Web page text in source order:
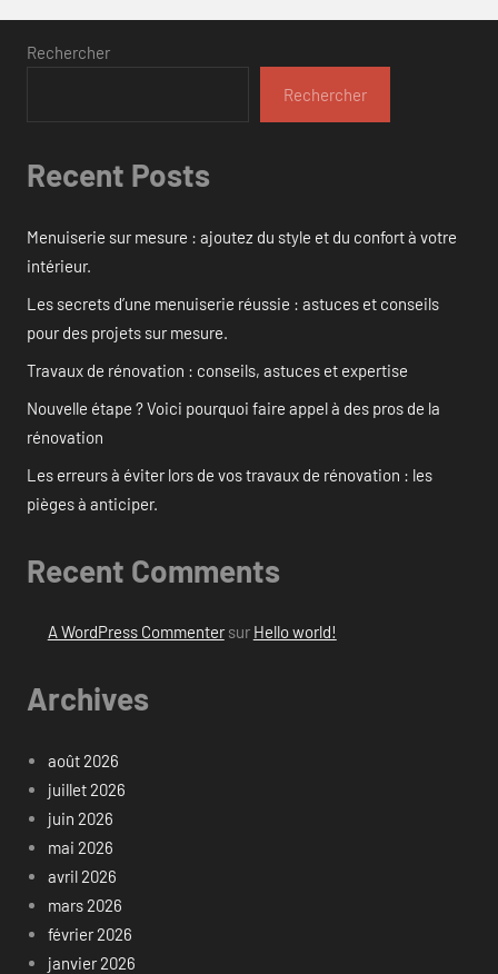
Rechercher
Rechercher
Recent Posts
Menuiserie sur mesure : ajoutez du style et du confort à votre
intérieur.
Les secrets d’une menuiserie réussie : astuces et conseils
pour des projets sur mesure.
Travaux de rénovation : conseils, astuces et expertise
Nouvelle étape ? Voici pourquoi faire appel à des pros de la
rénovation
Les erreurs à éviter lors de vos travaux de rénovation : les
pièges à anticiper.
Recent Comments
A WordPress Commentersur Hello world!
Archives
août 2026
juillet 2026
juin 2026
mai 2026
avril 2026
mars 2026
février 2026
janvier 2026